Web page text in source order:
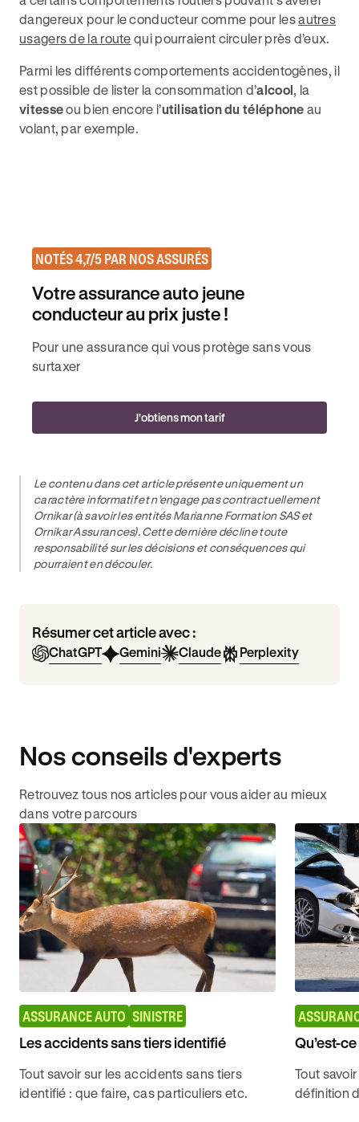
dangereux pour le conducteur comme pour lesautres
usagers de la route qui pourraient circuler près d’eux.
Parmi les différents comportements accidentogènes, il
est possible de lister la consommation d’alcool, la
vitesseou bien encore l’utilisation du téléphone au
volant, par exemple.
NOTÉS 4,7/5 PAR NOS ASSURÉS
Votre assurance auto jeune
conducteur au prix juste !
Pour une assurance qui vous protège sans vous
surtaxer
J'obtiens mon tarif
Le contenu dans cet article présente uniquement un
caractère informatif et n’engage pas contractuellement
Ornikar (à savoir les entités Marianne Formation SAS et
Ornikar Assurances). Cette dernière décline toute
responsabilité sur les décisions et conséquences qui
pourraient en découler.
Résumer cet article avec :
ChatGPT Gemini Claude Perplexity
Nos conseils d'experts
Retrouvez tous nos articles pour vous aider au mieux
dans votre parcours
ASSURANCE AUTO SINISTRE
Les accidents sans tiers identifié
Tout savoir sur les accidents sans tiers
identifié : que faire, cas particuliers etc.
Qu’est-
Tout
définition